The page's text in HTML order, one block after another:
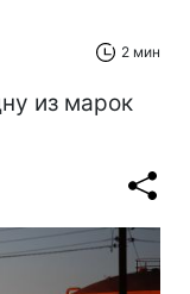
2 мин
из марок